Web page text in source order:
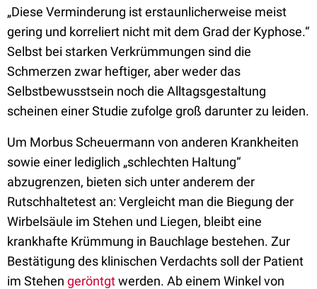
„Diese Verminderung ist erstaunlicherweise meist
gering und korreliert nicht mit dem Grad der Kyphose.“
Selbst bei starken Verkrümmungen sind die
Schmerzen zwar heftiger, aber weder das
Selbstbewusstsein noch die Alltagsgestaltung
scheinen einer Studie zufolge groß darunter zu leiden.
Um Morbus Scheuermann von anderen Krankheiten
sowie einer lediglich „schlechten Haltung“
abzugrenzen, bieten sich unter anderem der
Rutschhaltetest an: Vergleicht man die Biegung der
Wirbelsäule im Stehen und Liegen, bleibt eine
krankhafte Krümmung in Bauchlage bestehen. Zur
Bestätigung des klinischen Verdachts soll der Patient
im Stehen geröntgtwerden. Ab einem Winkel von